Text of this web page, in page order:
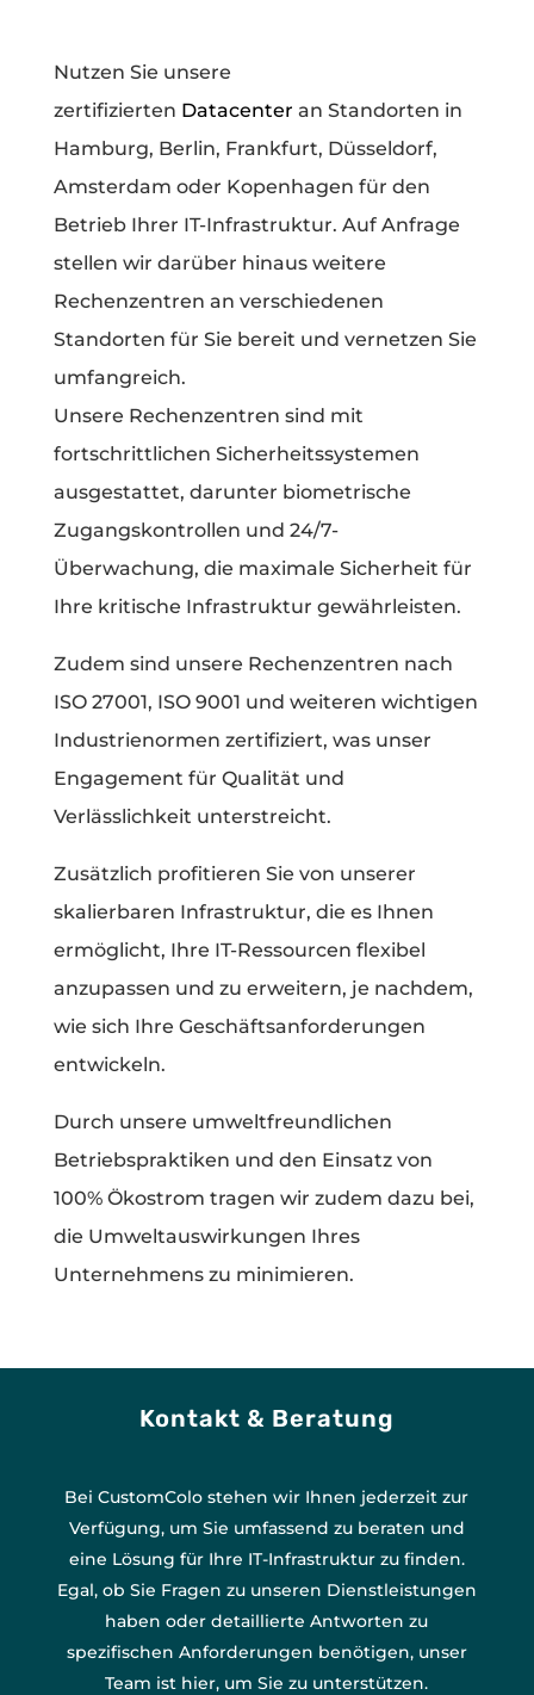
Nutzen Sie unsere
zertifizierten Datacenter an Standorten in
Hamburg, Berlin, Frankfurt, Düsseldorf,
Amsterdam oder Kopenhagen für den
Betrieb Ihrer IT-Infrastruktur. Auf Anfrage
stellen wir darüber hinaus weitere
Rechenzentren an verschiedenen
Standorten für Sie bereit und vernetzen Sie
umfangreich.
Unsere Rechenzentren sind mit
fortschrittlichen Sicherheitssystemen
ausgestattet, darunter biometrische
Zugangskontrollen und 24/7-
Überwachung, die maximale Sicherheit für
Ihre kritische Infrastruktur gewährleisten.
Zudem sind unsere Rechenzentren nach
ISO 27001, ISO 9001 und weiteren wichtigen
Industrienormen zertifiziert, was unser
Engagement für Qualität und
Verlässlichkeit unterstreicht.
Zusätzlich profitieren Sie von unserer
skalierbaren Infrastruktur, die es Ihnen
ermöglicht, Ihre IT-Ressourcen flexibel
anzupassen und zu erweitern, je nachdem,
wie sich Ihre Geschäftsanforderungen
entwickeln.
Durch unsere umweltfreundlichen
Betriebspraktiken und den Einsatz von
100% Ökostrom tragen wir zudem dazu bei,
die Umweltauswirkungen Ihres
Unternehmens zu minimieren.
Kontakt & Beratung
Bei CustomColo stehen wir Ihnen jederzeit zur
Verfügung, um Sie umfassend zu beraten und
eine Lösung für Ihre IT-Infrastruktur zu finden.
Egal, ob Sie Fragen zu unseren Dienstleistungen
haben oder detaillierte Antworten zu
spezifischen Anforderungen benötigen, unser
Team ist hier, um Sie zu unterstützen.